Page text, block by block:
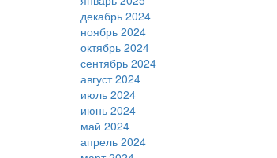
декабрь 2024
ноябрь 2024
октябрь 2024
сентябрь 2024
август 2024
июль 2024
июнь 2024
май 2024
апрель 2024